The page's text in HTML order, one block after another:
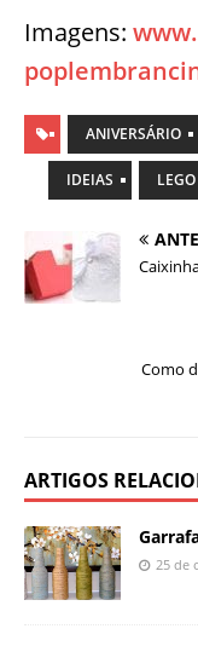
Imagens:
ANIVERSÁRIO
IDEIAS LEGO
Como
ARTIGOS
25 de